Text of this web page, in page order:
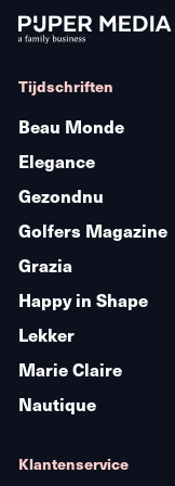
Tijdschriften
Beau Monde
Elegance
Gezondnu
Golfers Magazine
Grazia
Happy in Shape
Lekker
Marie Claire
Nautique
Klantenservice